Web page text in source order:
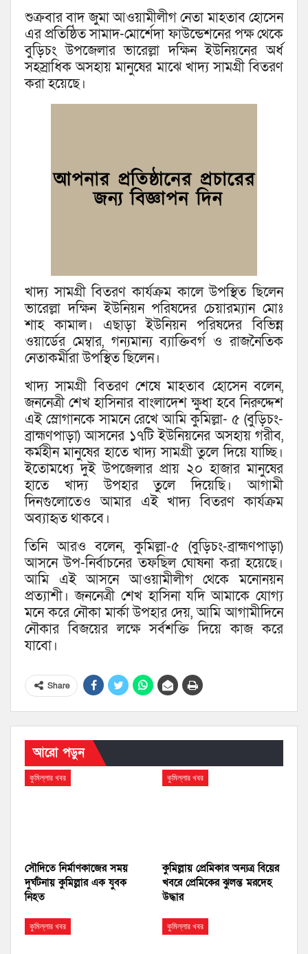
শুক্রবার বাদ জুমা আওয়ামীলীগ নেতা মাহতাব হোসেন
এর প্রতিষ্ঠিত সামাদ-মোর্শেদা ফাউন্ডেশনের পক্ষ থেকে
বুড়িচং উপজেলার ভারেল্লা দক্ষিন ইউনিয়নের অর্ধ
সহস্রাধিক অসহায় মানুষের মাঝে খাদ্য সামগ্রী বিতরণ
করা হয়েছে।
খাদ্য সামগ্রী বিতরণ কার্যক্রম কালে উপস্থিত ছিলেন
ভারেল্লা দক্ষিন ইউনিয়ন পরিষদের চেয়ারম্যান মোঃ
শাহ কামাল। এছাড়া ইউনিয়ন পরিষদের বিভিন্ন
ওয়ার্ডের মেম্বার, গন্যমান্য ব্যাক্তিবর্গ ও রাজনৈতিক
নেতাকর্মীরা উপস্থিত ছিলেন।
খাদ্য সামগ্রী বিতরণ শেষে মাহতাব হোসেন বলেন,
জননেত্রী শেখ হাসিনার বাংলাদেশ ক্ষুধা হবে নিরুদ্দেশ
এই স্লোগানকে সামনে রেখে আমি কুমিল্লা- ৫ (বুড়িচং-
ব্রাহ্মণপাড়া) আসনের ১৭টি ইউনিয়নের অসহায় গরীব,
কর্মহীন মানুষের হাতে খাদ্য সামগ্রী তুলে দিয়ে যাচ্ছি।
ইতোমধ্যে দুই উপজেলার প্রায় ২০ হাজার মানুষের
হাতে খাদ্য উপহার তুলে দিয়েছি। আগামী
দিনগুলোতেও আমার এই খাদ্য বিতরণ কার্যক্রম
অব্যাহৃত থাকবে।
তিনি আরও বলেন, কুমিল্লা-৫ (বুড়িচং-ব্রাহ্মণপাড়া)
আসনে উপ-নির্বাচনের তফছিল ঘোষনা করা হয়েছে।
আমি এই আসনে আওয়ামীলীগ থেকে মনোনয়ন
প্রত্যাশী। জননেত্রী শেখ হাসিনা যদি আমাকে যোগ্য
মনে করে নৌকা মার্কা উপহার দেয়, আমি আগামীদিনে
নৌকার বিজয়ের লক্ষে সর্বশক্তি দিয়ে কাজ করে
যাবো।
Share
আরো পড়ুন
কুমিল্লার খবর
সৌদিতে নির্মাণকাজের সময়
দুর্ঘটনায় কুমিল্লার এক যুবক
নিহত
কুমিল্লার খবর
কুমিল্লায় প্রেমিকার অন্যত্র বিয়ের
খবরে প্রেমিকের ঝুলন্ত মরদেহ
উদ্ধার
কুমিল্লার খবর কুমিল্লার খবর